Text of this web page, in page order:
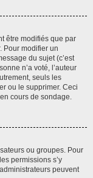
être modifiés que par
Pour modifier un
du sujet (c’est
n’a voté, l’auteur
seuls les
ou le supprimer. Ceci
cours de sondage.
ou groupes. Pour
permissions s’y
peuvent